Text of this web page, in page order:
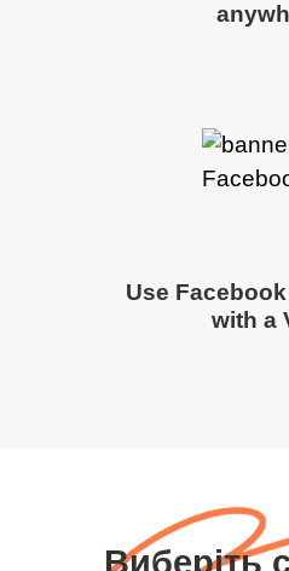
Use
with a
Виберіть